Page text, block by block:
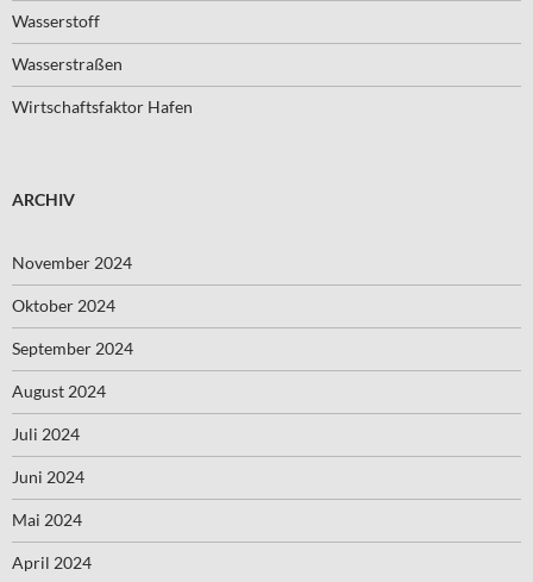
Wasserstoff
Wasserstraßen
Wirtschaftsfaktor Hafen
ARCHIV
November 2024
Oktober 2024
September 2024
August 2024
Juli 2024
Juni 2024
Mai 2024
April 2024